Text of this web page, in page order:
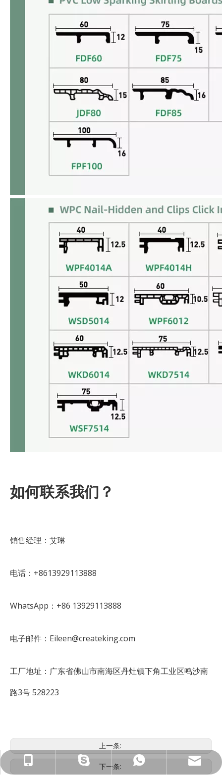
如何联系我们？
销售经理：艾琳
电话：+8613929113888
WhatsApp：+86 13929113888
电子邮件：Eileen@createking.com
工厂地址：广东省佛山市南海区丹灶镇下角工业区鸣沙南
路3号 528223
上一条:
下一条:
13929113888
lucky18177
13928691588
ck_Lucky@gdcreateking.com